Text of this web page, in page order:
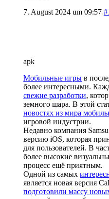
7. August 2024 um 09:57
apk
Мобильные игры в
более интересными.
свежие разработки,
земного шара. В этой
новостях из мира
игровой индустрии.
Недавно компания
версию iOS, которая
для пользователей. В
более высокие
процесс ещё приятным.
Одной из самых
является новая версия
подготовили массу